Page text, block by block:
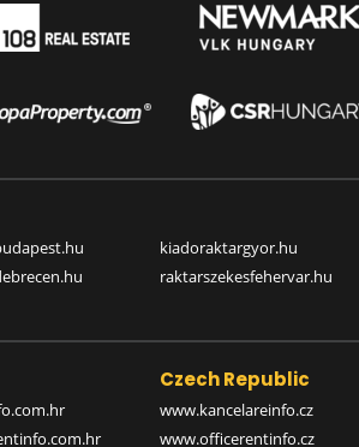
kiadoraktargyor.hu
raktarszekesfehervar.hu
Czech Republic
www.kancelareinfo.cz
www.officerentinfo.cz